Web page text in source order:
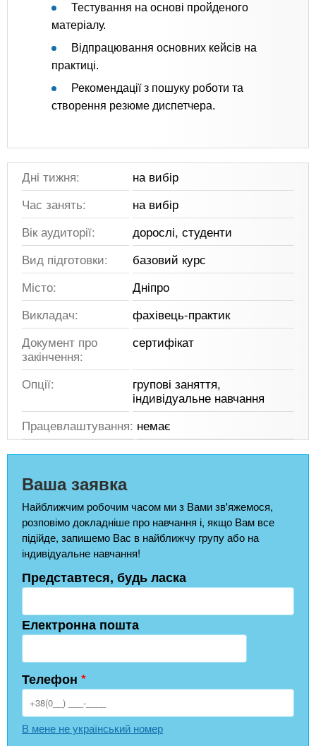
Тестування на основі пройденого
матеріалу.
Відпрацювання основних кейсів на
практиці.
Рекомендації з пошуку роботи та
створення резюме диспетчера.
Дні тижня:
на вибір
Час занять:
на вибір
Вік аудиторії:
дорослі, студенти
Вид підготовки:
базовий курс
Місто:
Дніпро
Викладач:
фахівець-практик
Документ про
закінчення:
сертифікат
Опції:
групові заняття,
індивідуальне навчання
Працевлаштування: немає
Ваша заявка
Найближчим робочим часом ми з Вами зв'яжемося,
розповімо докладніше про навчання і, якщо Вам все
підійде, запишемо Вас в найближчу групу або на
індивідуальне навчання!
Представтеся, будь ласка
Електронна пошта
Телефон *
В мене не український номер